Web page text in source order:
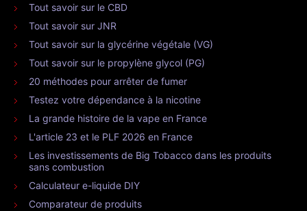
Tout savoir sur le CBD
Tout savoir sur JNR
Tout savoir sur la glycérine végétale (VG)
Tout savoir sur le propylène glycol (PG)
20 méthodes pour arrêter de fumer
Testez votre dépendance à la nicotine
La grande histoire de la vape en France
L'article 23 et le PLF 2026 en France
Les investissements de Big Tobacco dans les produits
sans combustion
Calculateur e-liquide DIY
Comparateur de produits